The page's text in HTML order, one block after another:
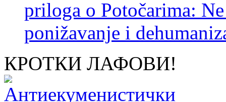
priloga o Potočarima:
ponižavanje i
КРОТКИ ЛАФОВИ!